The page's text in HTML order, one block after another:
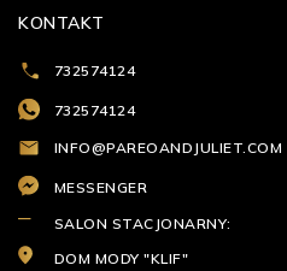
KONTAKT
732574124
732574124
INFO@PAREOANDJULIET.COM
MESSENGER
SALON STACJONARNY:
DOM MODY "KLIF"